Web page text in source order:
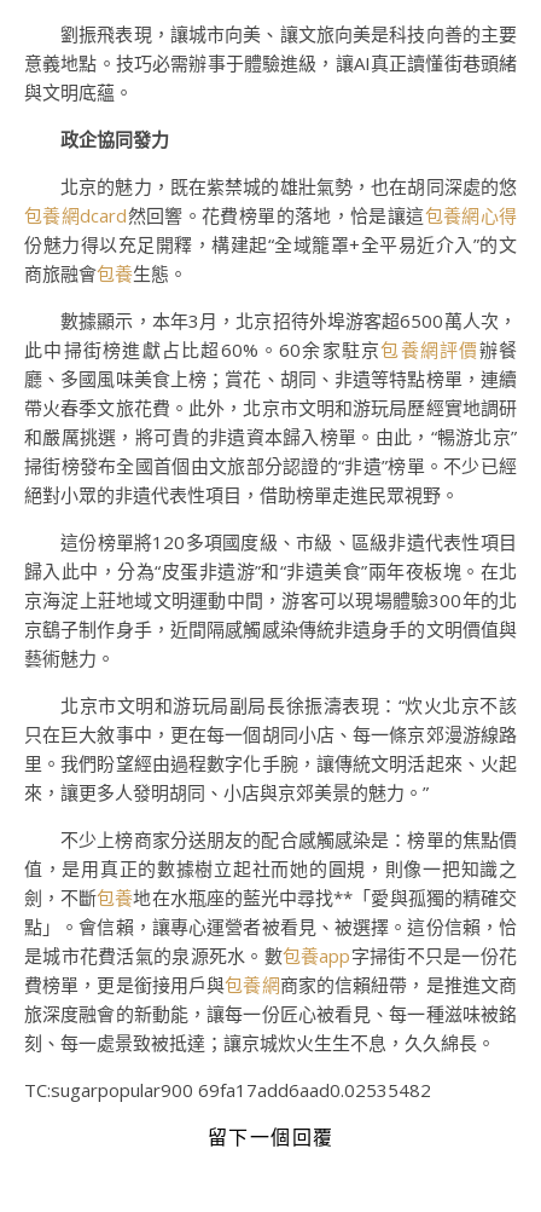
劉振飛表現，讓城市向美、讓文旅向美是科技向善的主要
意義地點。技巧必需辦事于體驗進級，讓AI真正讀懂街巷頭緒
與文明底蘊。
政企協同發力
北京的魅力，既在紫禁城的雄壯氣勢，也在胡同深處的悠
包養網dcard然回響。花費榜單的落地，恰是讓這包養網心得
份魅力得以充足開釋，構建起“全域籠罩+全平易近介入”的文
商旅融會包養生態。
數據顯示，本年3月，北京招待外埠游客超6500萬人次，
此中掃街榜進獻占比超60%。60余家駐京包養網評價辦餐
廳、多國風味美食上榜；賞花、胡同、非遺等特點榜單，連續
帶火春季文旅花費。此外，北京市文明和游玩局歷經實地調研
和嚴厲挑選，將可貴的非遺資本歸入榜單。由此，“暢游北京”
掃街榜發布全國首個由文旅部分認證的“非遺”榜單。不少已經
絕對小眾的非遺代表性項目，借助榜單走進民眾視野。
這份榜單將120多項國度級、市級、區級非遺代表性項目
歸入此中，分為“皮蛋非遺游”和“非遺美食”兩年夜板塊。在北
京海淀上莊地域文明運動中間，游客可以現場體驗300年的北
京鷂子制作身手，近間隔感觸感染傳統非遺身手的文明價值與
藝術魅力。
北京市文明和游玩局副局長徐振濤表現：“炊火北京不該
只在巨大敘事中，更在每一個胡同小店、每一條京郊漫游線路
里。我們盼望經由過程數字化手腕，讓傳統文明活起來、火起
來，讓更多人發明胡同、小店與京郊美景的魅力。”
不少上榜商家分送朋友的配合感觸感染是：榜單的焦點價
值，是用真正的數據樹立起社而她的圓規，則像一把知識之
劍，不斷包養地在水瓶座的藍光中尋找**「愛與孤獨的精確交
點」。會信賴，讓專心運營者被看見、被選擇。這份信賴，恰
是城市花費活氣的泉源死水。數包養app字掃街不只是一份花
費榜單，更是銜接用戶與包養網商家的信賴紐帶，是推進文商
旅深度融會的新動能，讓每一份匠心被看見、每一種滋味被銘
刻、每一處景致被抵達；讓京城炊火生生不息，久久綿長。
TC:sugarpopular900 69fa17add6aad0.02535482
留下一個回覆